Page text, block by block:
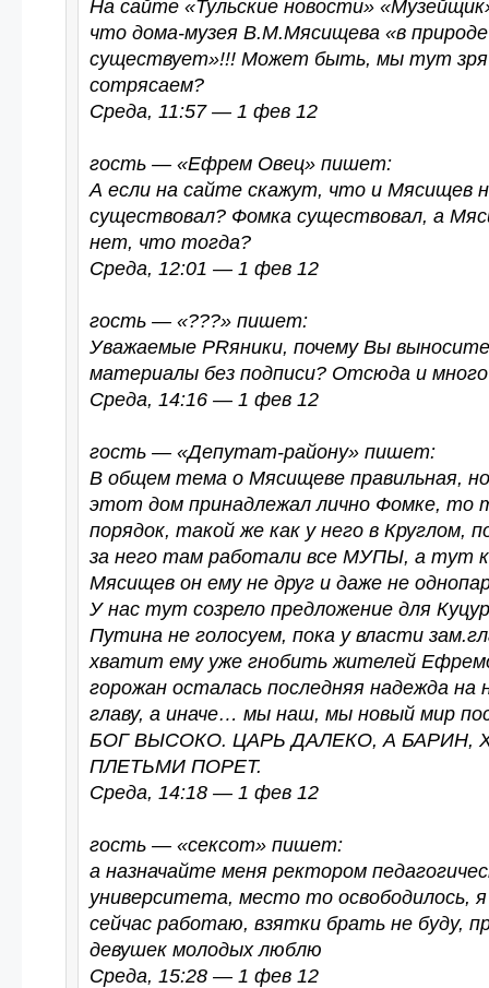
На сайте «Тульские новости»
что дома-музея В.М.Мясищева «в
существует»!!! Может быть, мы тут зря
сотрясаем?
Среда, 11:57 — 1 фев 12
гость — «Ефрем Овец» пишет:
А если на сайте скажут, что и Мясищев
существовал? Фомка существовал, а
нет, что тогда?
Среда, 12:01 — 1 фев 12
гость — «???» пишет:
Уважаемые PRяники, почему Вы выносите
материалы без подписи? Отсюда и много
Среда, 14:16 — 1 фев 12
гость — «Депутат-району» пишет:
В общем тема о Мясищеве правильная,
этот дом принадлежал лично Фомке, то
порядок, такой же как у него в Круглом,
за него там работали все МУПЫ, а тут
Мясищев он ему не друг и даже не
У нас тут созрело предложение для
Путина не голосуем, пока у власти
хватит ему уже гнобить жителей
горожан осталась последняя надежда на
главу, а иначе… мы наш, мы новый мир
БОГ ВЫСОКО. ЦАРЬ ДАЛЕКО, А БАРИН,
ПЛЕТЬМИ ПОРЕТ.
Среда, 14:18 — 1 фев 12
гость — «сексот» пишет:
а назначайте меня ректором
университета, место то освободилось,
сейчас работаю, взятки брать не буду,
девушек молодых люблю
Среда, 15:28 — 1 фев 12